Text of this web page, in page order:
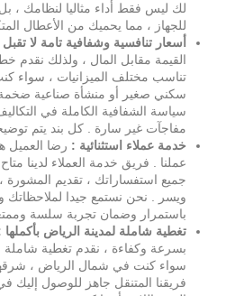
لك ليس فقط أداء مثاليا لنظامك
للجهاز ، مما يحميك من الأعطال
أسعار تنافسية وشفافية تامة لا
القيمة مقابل المال ، ولذلك نقدم
تناسب مختلف الميزانيات ، سواء
سكني صغير أو منشأة صناعية ضخمة .
سياسة الشفافية الكاملة في
مفاجآت غير سارة . كل بند يتم
خدمة عملاء استثنائية : رضا العميل
عملنا . فريق خدمة العملاء لدينا
جميع استفساراتك ، تقديم المشورة
ويسر . نحن نستمع جيدا لملاحظاتك
باستمرار وضمان تجربة سلسة
تغطية شاملة لمدينة الرياض بأكملها
بسرعة وكفاءة ، نقدم تغطية شاملة
سواء كنت في شمال الرياض ، شرقها
فريقنا المتنقل جاهز للوصول